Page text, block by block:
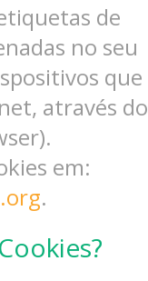
de
no seu
que
através do
em:
.